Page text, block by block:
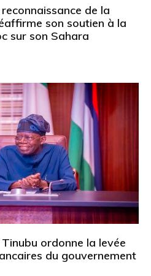
de la
son soutien à la
sur son Sahara
ordonne la levée
du gouvernement